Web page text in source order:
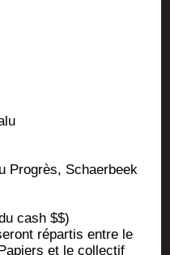
Pro­grès, Schaerbeek
cash $$)
répar­tis entre le
et le col­lec­tif